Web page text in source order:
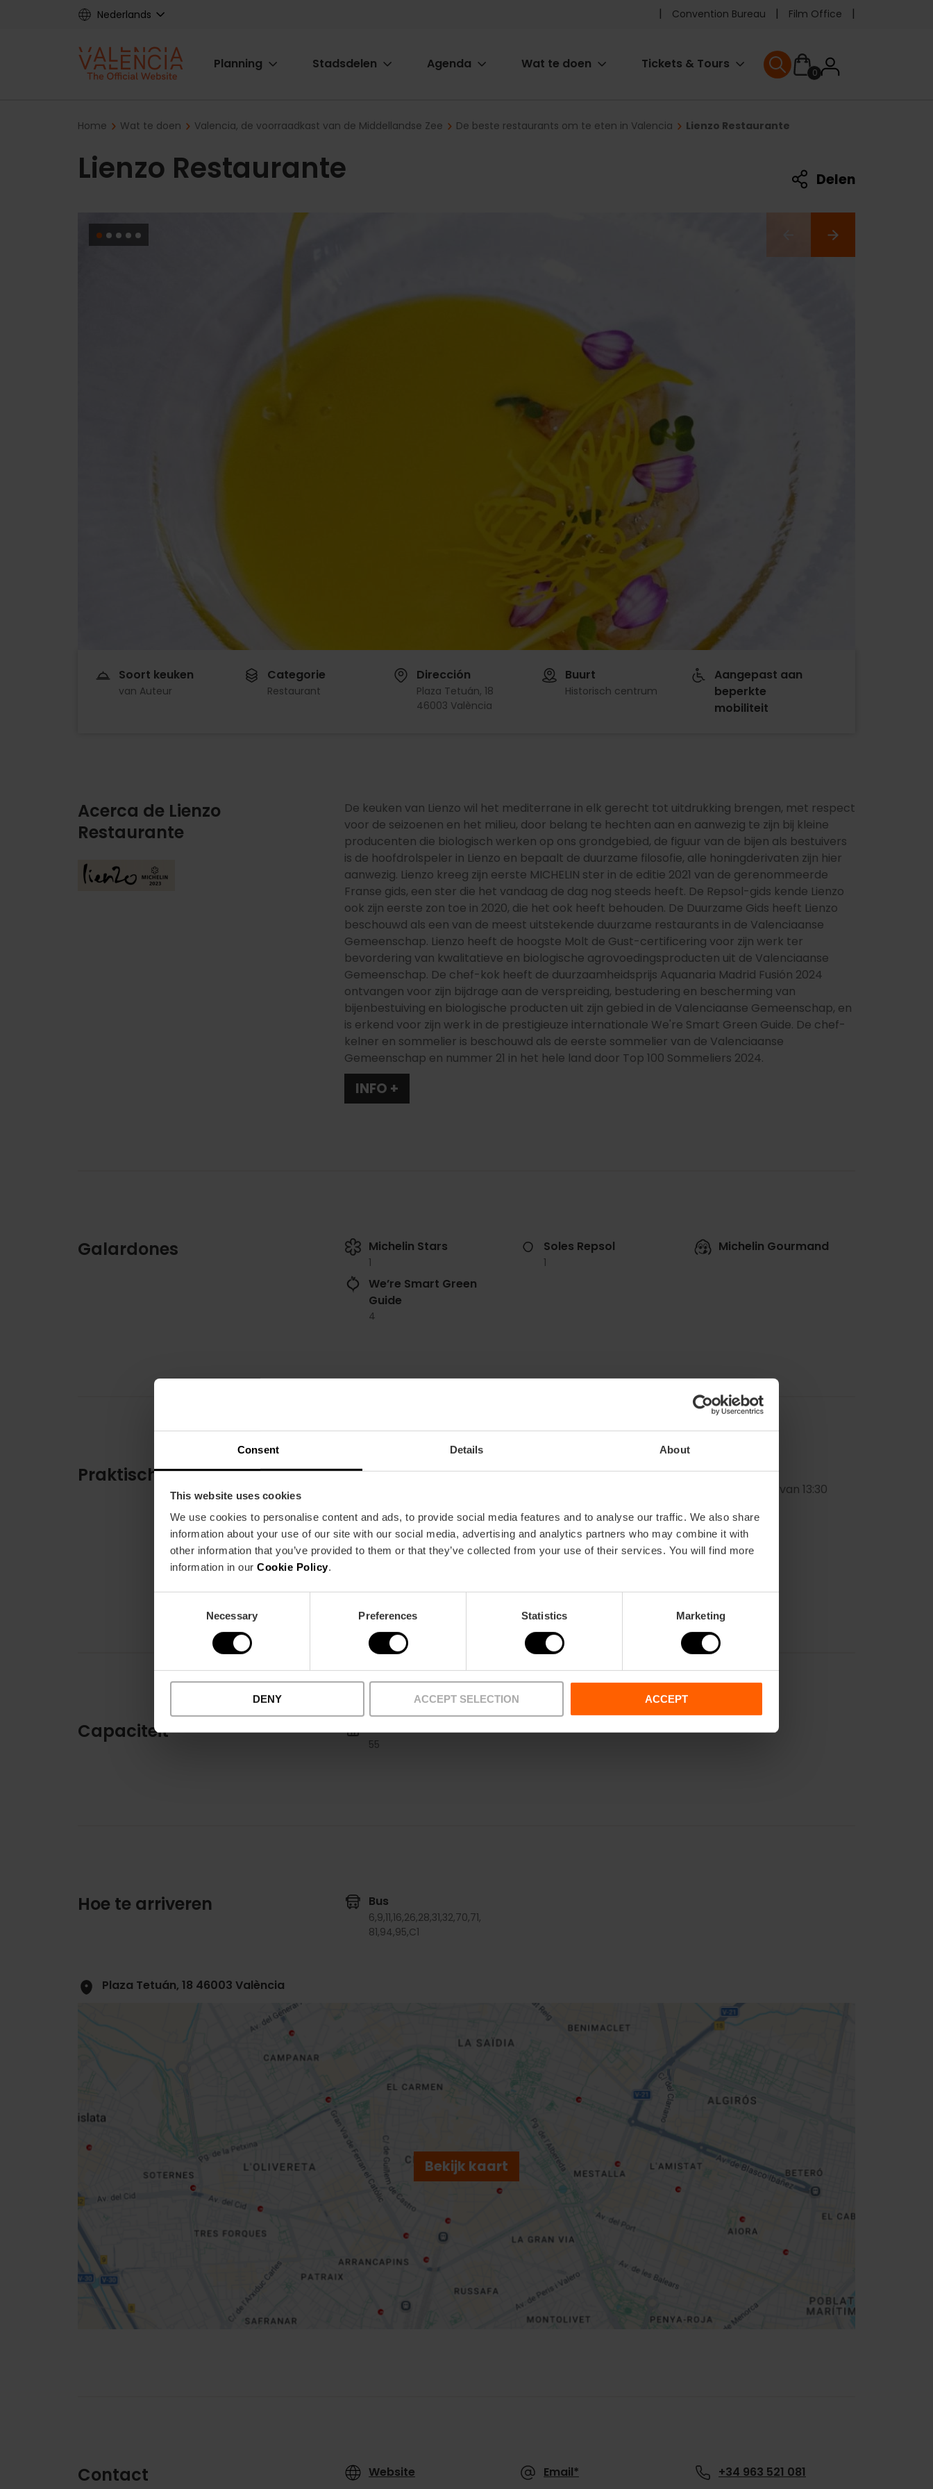
Consent Details About
This website uses cookies
We use cookies to personalise content and ads, to provide social media features and to analyse our traffic. We also share
information about your use of our site with our social media, advertising and analytics partners who may combine it with
other information that you’ve provided to them or that they’ve collected from your use of their services. You will find more
information in our Cookie Policy.
Necessary Preferences Statistics Marketing
DENY ACCEPT SELECTION ACCEPT
Nederlands
Pre
header
Convention Bureau Film Office
Main
Planning Stadsdelen Agenda Wat te doen Tickets & Tours
0User
User menu
Breadcrumb
Home Wat te doen Valencia, de voorraadkast van de Middellandse Zee De beste restaurants om te eten in Valencia Lienzo Restaurante
Lienzo Restaurante Delen
Soort keuken
van Auteur
Categorie
Restaurant
Dirección
Plaza Tetuán, 18
46003 València
Buurt
Historisch centrum
Aangepast aan
beperkte
mobiliteit
Acerca de Lienzo
Restaurante
Imagen
De keuken van Lienzo wil het mediterrane in elk gerecht tot uitdrukking brengen, met respect
voor de seizoenen en het milieu, door belang te hechten aan en aanwezig te zijn bij kleine
producenten die biologisch werken op ons grondgebied, de figuur van de bijen als bestuivers
is de hoofdrolspeler in Lienzo en bepaalt de duurzame filosofie, alle honingderivaten zijn hier
aanwezig. Lienzo kreeg zijn eerste MICHELIN ster in de editie 2021 van de gerenommeerde
Franse gids, een ster die het vandaag de dag nog steeds heeft. De Repsol-gids kende Lienzo
ook zijn eerste zon toe in 2020, die het ook heeft behouden. De Duurzame Gids heeft Lienzo
beschouwd als een van de meest uitstekende duurzame restaurants in de Valenciaanse
Gemeenschap. Lienzo heeft de hoogste Molt de Gust-certificering voor zijn werk ter
bevordering van kwalitatieve en biologische agrovoedingsproducten uit de Valenciaanse
Gemeenschap. De chef-kok heeft de duurzaamheidsprijs Aquanaria Madrid Fusión 2024
ontvangen voor zijn bijdrage aan de verspreiding, bestudering en bescherming van
bijenbestuiving en biologische producten uit zijn gebied in de Valenciaanse Gemeenschap, en
is erkend voor zijn werk in de prestigieuze internationale We're Smart Green Guide. De chef-
kelner en sommelier is beschouwd als de eerste sommelier van de Valenciaanse
Gemeenschap en nummer 21 in het hele land door Top 100 Sommeliers 2024.
INFO +
Galardones Michelin Stars
1
Soles Repsol
1
Michelin Gourmand
We’re Smart Green
Guide
4
Praktische informatie
Rooster
Van woensdag tot zaterdag van 13u30 tot 15u en van 20u30 tot 22u. Zondag van 13:30
Gemiddelde prijs
100.00€
Capaciteit Restaurant
55
Hoe te arriveren Bus
6,9,11,16,26,28,31,32,70,71,
81,94,95,C1
Plaza Tetuán, 18 46003 València
Bekijk kaart
Routebeschrijving
sidebar
Contact Website Email* +34 963 521 081